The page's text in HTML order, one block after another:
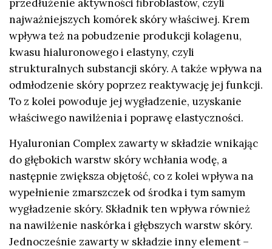
przedłużenie aktywności fibroblastów, czyli
najważniejszych komórek skóry właściwej. Krem
wpływa też na pobudzenie produkcji kolagenu,
kwasu hialuronowego i elastyny, czyli
strukturalnych substancji skóry. A także wpływa na
odmłodzenie skóry poprzez reaktywację jej funkcji.
To z kolei powoduje jej wygładzenie, uzyskanie
właściwego nawilżenia i poprawę elastyczności.
Hyaluronian Complex zawarty w składzie wnikając
do głębokich warstw skóry wchłania wodę, a
następnie zwiększa objętość, co z kolei wpływa na
wypełnienie zmarszczek od środka i tym samym
wygładzenie skóry. Składnik ten wpływa również
na nawilżenie naskórka i głębszych warstw skóry.
Jednocześnie zawarty w składzie inny element –